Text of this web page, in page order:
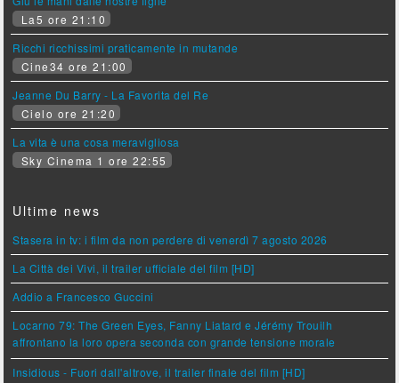
La5 ore 21:10
Ricchi ricchissimi praticamente in mutande
Cine34 ore 21:00
Jeanne Du Barry - La Favorita del Re
Cielo ore 21:20
La vita è una cosa meravigliosa
Sky Cinema 1 ore 22:55
Ultime news
Stasera in tv: i film da non perdere di venerdì 7 agosto 2026
La Città dei Vivi, il trailer ufficiale del film [HD]
Addio a Francesco Guccini
Locarno 79: The Green Eyes, Fanny Liatard e Jérémy Trouilh
affrontano la loro opera seconda con grande tensione morale
Insidious - Fuori dall'altrove, il trailer finale del film [HD]